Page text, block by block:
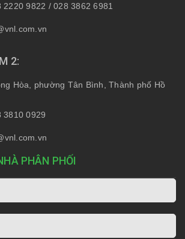
2220 9822 / 028 3862 6981
2
Hòa, phường Tân Bình, Thành phố Hồ
3810 0929
PHÂN PHỐI